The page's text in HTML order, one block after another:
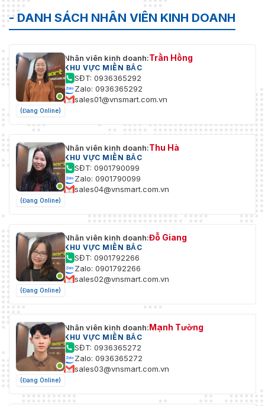
- DANH SÁCH NHÂN VIÊN KINH DOANH
(Đang Online)
Nhân viên kinh doanh:Trần Hồng
KHU VỰC MIỀN BẮC
SĐT: 0936365292
Zalo: 0936365292
sales01@vnsmart.com.vn
(Đang Online)
Nhân viên kinh doanh:Thu Hà
KHU VỰC MIỀN BẮC
SĐT: 0901790099
Zalo: 0901790099
sales04@vnsmart.com.vn
(Đang Online)
Nhân viên kinh doanh:Đỗ Giang
KHU VỰC MIỀN BẮC
SĐT: 0901792266
Zalo: 0901792266
sales02@vnsmart.com.vn
(Đang Online)
Nhân viên kinh doanh:Mạnh Tường
KHU VỰC MIỀN BẮC
SĐT: 0936365272
Zalo: 0936365272
sales03@vnsmart.com.vn